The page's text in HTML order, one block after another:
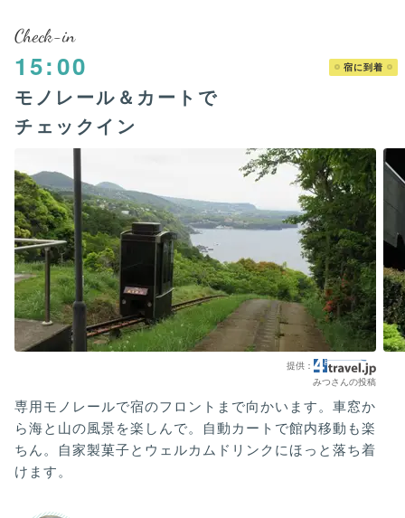
Check-in
15:00 宿に到着
モノレール＆カートで
チェックイン
みつさんの投稿
専用モノレールで宿のフロントまで向かいます。車窓か
ら海と山の風景を楽しんで。自動カートで館内移動も楽
ちん。自家製菓子とウェルカムドリンクにほっと落ち着
けます。